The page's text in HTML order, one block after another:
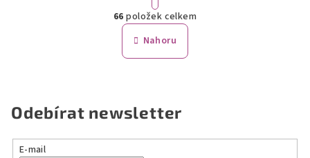
O
v
l
á
í
r
á
n
k
o
í
66 položek celkem
Nahoru
Odebírat newsletter
E-mail